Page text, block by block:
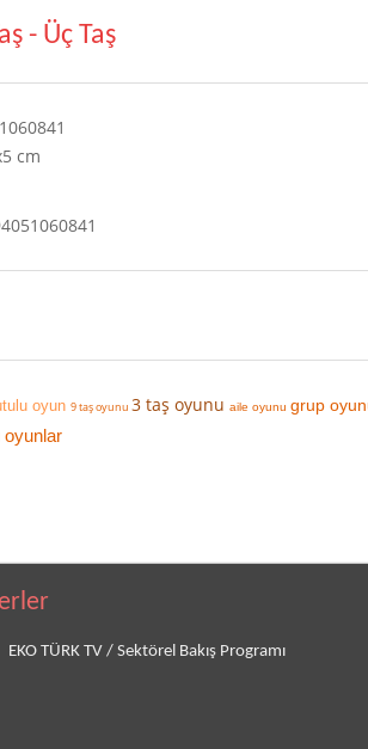
- Üç Taş
cm
oyun 9 taş oyunu 3 taş oyunu aile oyunu grup
oyunlar
EKO TÜRK TV / Sektörel Bakış Programı